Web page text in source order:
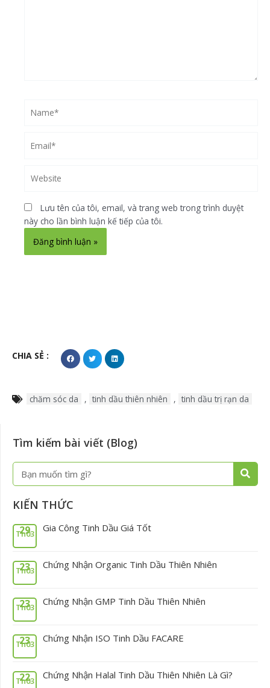
Lưu tên của tôi, email, và trang web trong trình duyệt
này cho lần bình luận kế tiếp của tôi.
CHIA SẺ :
chăm sóc da , tinh dầu thiên nhiên , tinh dầu trị rạn da
Tìm kiếm bài viết (Blog)
Tìm
kiếm
Tìm
kiếm
KIẾN THỨC
29
Th03 Gia Công Tinh Dầu Giá Tốt
23
Th03 Chứng Nhận Organic Tinh Dầu Thiên Nhiên
23
Th03 Chứng Nhận GMP Tinh Dầu Thiên Nhiên
23
Th03 Chứng Nhận ISO Tinh Dầu FACARE
22
Th03 Chứng Nhận Halal Tinh Dầu Thiên Nhiên Là Gì?